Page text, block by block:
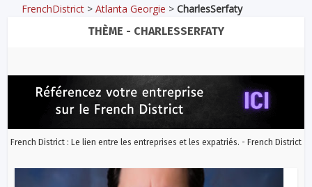
FrenchDistrict >Atlanta Georgie >CharlesSerfaty
THÈME - CHARLESSERFATY
French District : Le lien entre les entreprises et les expatriés. - French District